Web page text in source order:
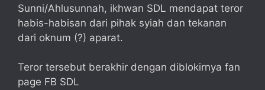
Sunni/Ahlusunnah, ikhwan SDL mendapat teror
habis-habisan dari pihak syiah dan tekanan
dari oknum (?) aparat.
Teror tersebut berakhir dengan diblokirnya fan
page FB SDL